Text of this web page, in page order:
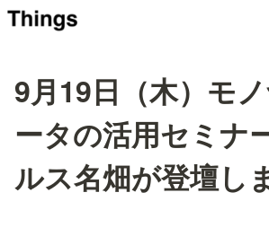
9月19日（木）モ
ータの活用セミナ
ルス名畑が登壇し